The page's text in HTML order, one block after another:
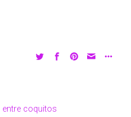
coquitos